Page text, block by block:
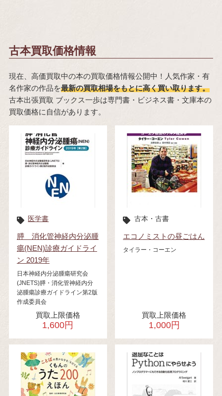
古本買取価格情報
現在、高価買取中の本の買取価格情報公開中！人気作家・有
名作家の作品を最新の買取相場をもとに高く買い取ります。
古本出張買取 ブックス一歩は専門書・ビジネス書・文庫本の
買取価格に自信があります。
医学書
膵 消化管神経内分泌腫
瘍(NEN)診療ガイドライ
ン 2019年
日本神経内分泌腫瘍研究会
(JNETS)膵・消化管神経内分
泌腫瘍診療ガイドライン第2版
作成委員会
買取上限価格
1,600円
古本・古書
エコノミストの昼ごはん
タイラー・コーエン
買取上限価格
1,000円